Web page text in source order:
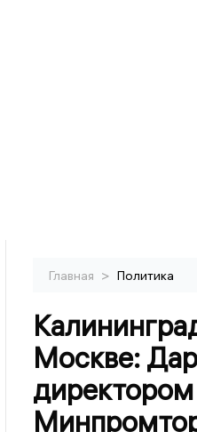
Главная > Политика
Москве: